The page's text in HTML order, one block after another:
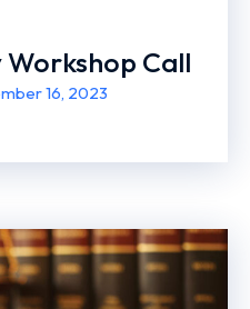
Call
16, 2023